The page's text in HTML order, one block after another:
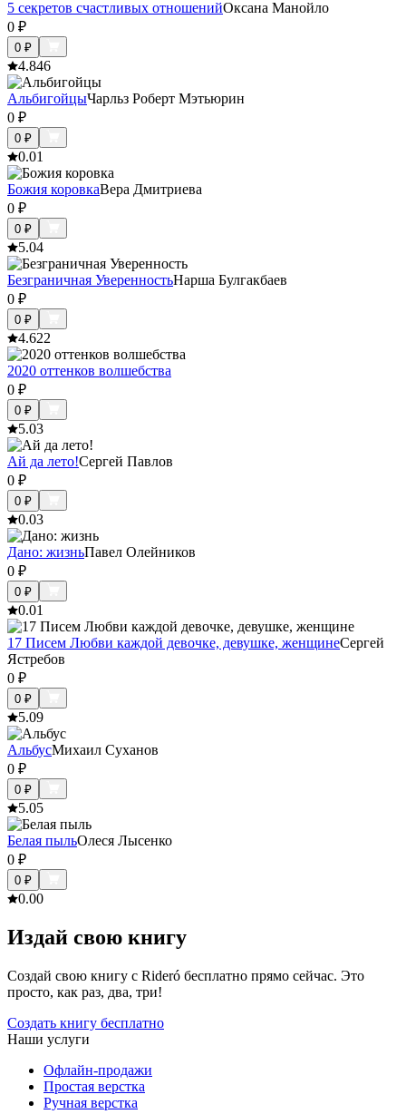
5 секретов счастливых отношенийОксана Манойло
0 ₽
0 ₽
4.846
АльбигойцыЧарльз Роберт Мэтьюрин
0 ₽
0 ₽
0.01
Божия коровкаВера Дмитриева
0 ₽
0 ₽
5.04
Безграничная УверенностьНарша Булгакбаев
0 ₽
0 ₽
4.622
2020 оттенков волшебства
0 ₽
0 ₽
5.03
Ай да лето!Сергей Павлов
0 ₽
0 ₽
0.03
Дано: жизньПавел Олейников
0 ₽
0 ₽
0.01
17 Писем Любви каждой девочке, девушке, женщинеСергей
Ястребов
0 ₽
0 ₽
5.09
АльбусМихаил Суханов
0 ₽
0 ₽
5.05
Белая пыльОлеся Лысенко
0 ₽
0 ₽
0.00
Издай свою книгу
Создай свою книгу с Rideró бесплатно прямо сейчас. Это
просто, как раз, два, три!
Создать книгу бесплатно
Наши услуги
Офлайн-продажи
Простая верстка
Ручная верстка